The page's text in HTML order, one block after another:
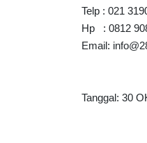
Telp : 021
Hp : 0812
Email:
Tanggal: 30